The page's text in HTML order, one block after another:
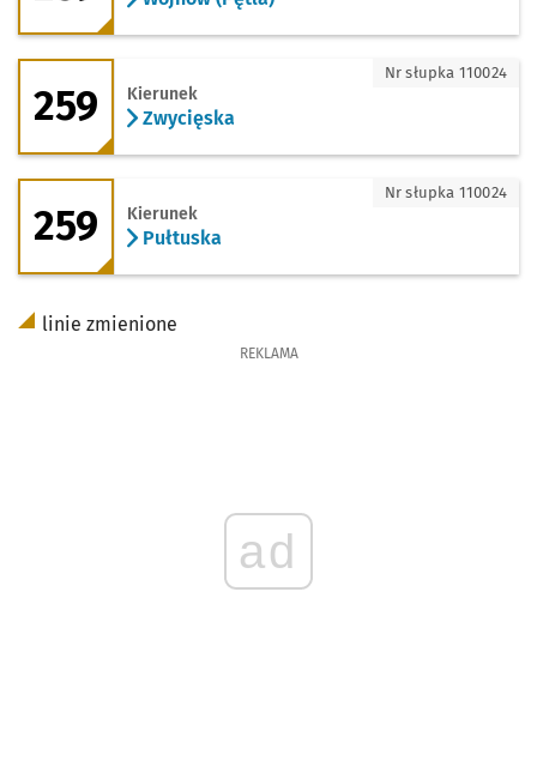
259 - kierunek Zwycięska
259 Kierunek
Zwycięska
Nr słupka 110024
259 - kierunek Pułtuska
259 Kierunek
Pułtuska
Nr słupka 110024
linie zmienione
REKLAMA
ad